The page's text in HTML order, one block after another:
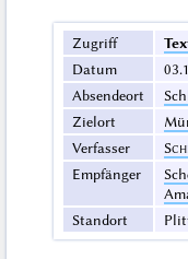
Zugriff
Datum
Absendeort
Zielort
Verfasser
Empfänger
Standort